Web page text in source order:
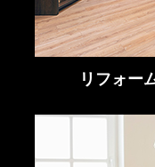
リフォー